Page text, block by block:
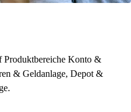
Produktbereiche Konto &
& Geldanlage, Depot &